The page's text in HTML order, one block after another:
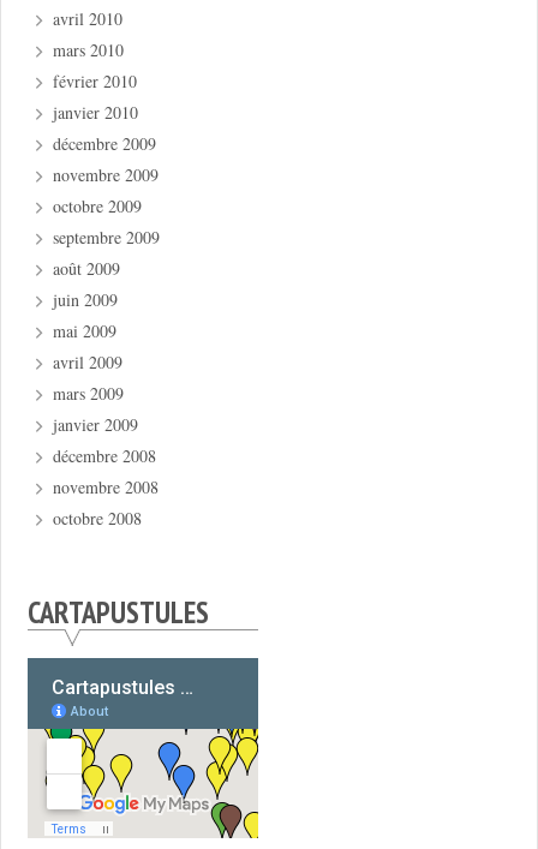
avril 2010
mars 2010
février 2010
janvier 2010
décembre 2009
novembre 2009
octobre 2009
septembre 2009
août 2009
juin 2009
mai 2009
avril 2009
mars 2009
janvier 2009
décembre 2008
novembre 2008
octobre 2008
CARTAPUSTULES